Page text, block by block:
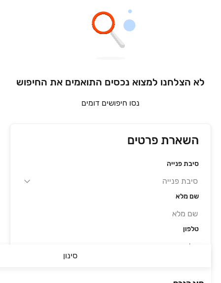
סינון
לא הצלחנו למצוא נכסים התואמים את החיפוש
נסו חיפושים דומים
השארת פרטים
סיבת פנייה
שם מלא
טלפון